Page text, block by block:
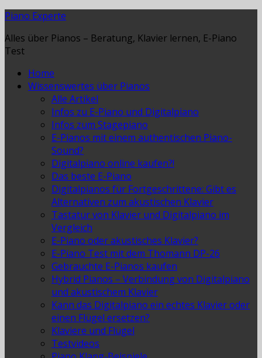
Piano Experte
Alles über Pianos – Beratung, Klavier lernen, E-Piano
Test
Home
Wissenswertes über Pianos
Alle Artikel
Infos zu E-Piano und Digitalpiano
Infos zum Stagepiano
E-Pianos mit einem authentischen Piano-
Sound?
Digitalpiano online kaufen?!
Das beste E-Piano
Digitalpianos für Fortgeschrittene: Gibt es
Alternativen zum akustischen Klavier
Tastatur von Klavier und Digitalpiano im
Vergleich
E-Piano oder akustisches Klavier?
E-Piano Test mit dem Thomann DP-26
Gebrauchte E-Pianos kaufen
Hybrid Pianos – Verbindung von Digitalpiano
und akustischem Klavier
Kann das Digitalpiano ein echtes Klavier oder
einen Flügel ersetzen?
Klaviere und Flügel
Testvideos